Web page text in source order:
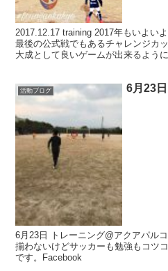
2017.12.17 training 2017年もいよい
最後の公式戦でもあるチャレンジカ
大成として良いゲームが出来るよう
活動ブログ 6月23日
6月23日 トレーニング@アクアパル
揃わないけどサッカーも勉強もコツ
です。Facebook